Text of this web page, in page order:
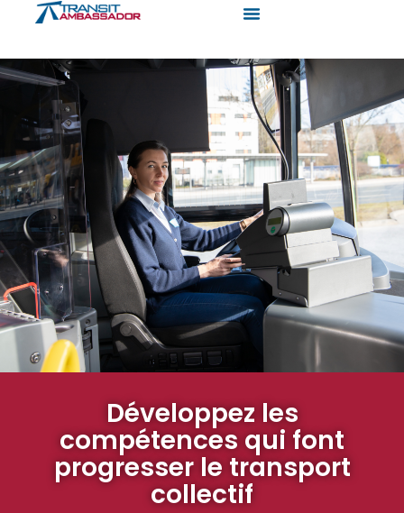
Développez les
compétences qui font
progresser le transport
collectif